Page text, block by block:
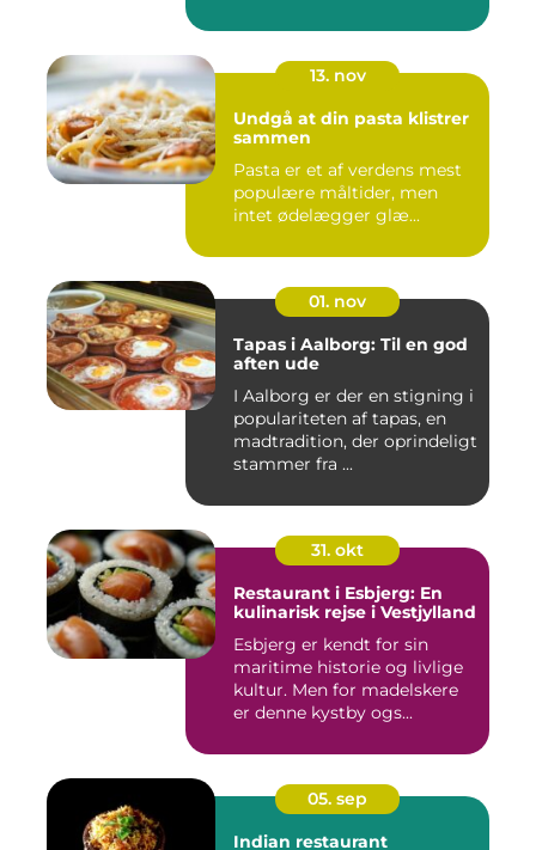
13. nov
Undgå at din pasta klistrer
sammen
Pasta er et af verdens mest
populære måltider, men
intet ødelægger glæ...
01. nov
Tapas i Aalborg: Til en god
aften ude
I Aalborg er der en stigning i
populariteten af tapas, en
madtradition, der oprindeligt
stammer fra ...
31. okt
Restaurant i Esbjerg: En
kulinarisk rejse i Vestjylland
Esbjerg er kendt for sin
maritime historie og livlige
kultur. Men for madelskere
er denne kystby ogs...
05. sep
Indian restaurant